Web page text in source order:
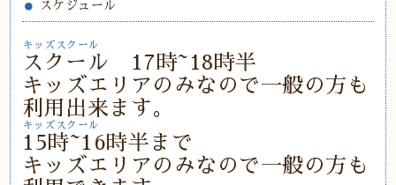
スケジュール
キッズスクール
スクール 17時~18時半
キッズエリアのみなので一般の方も
利用出来ます。
キッズスクール
15時~16時半まで
キッズエリアのみなので一般の方も